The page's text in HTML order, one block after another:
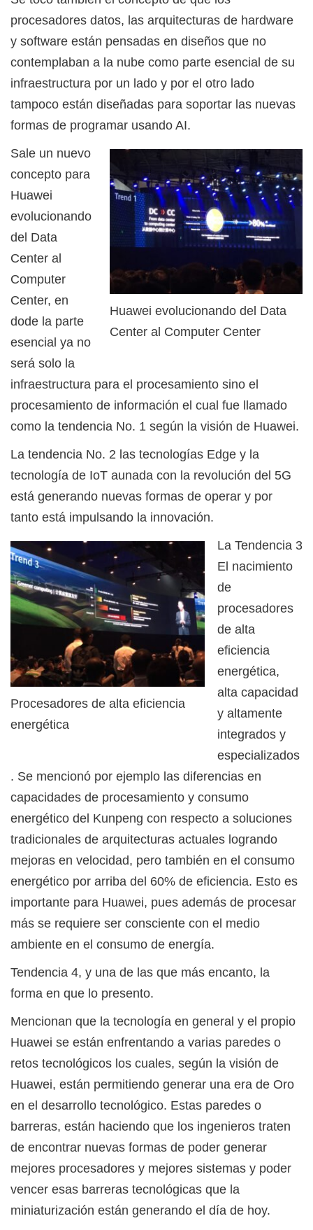
procesadores datos, las arquitecturas de hardware
y software están pensadas en diseños que no
contemplaban a la nube como parte esencial de su
infraestructura por un lado y por el otro lado
tampoco están diseñadas para soportar las nuevas
formas de programar usando AI.
Huawei evolucionando del Data
Center al Computer Center
Sale un nuevo
concepto para
Huawei
evolucionando
del Data
Center al
Computer
Center, en
dode la parte
esencial ya no
será solo la
infraestructura para el procesamiento sino el
procesamiento de información el cual fue llamado
como la tendencia No. 1 según la visión de Huawei.
La tendencia No. 2 las tecnologías Edge y la
tecnología de IoT aunada con la revolución del 5G
está generando nuevas formas de operar y por
tanto está impulsando la innovación.
Procesadores de alta eficiencia
energética
La Tendencia 3
El nacimiento
de
procesadores
de alta
eficiencia
energética,
alta capacidad
y altamente
integrados y
especializados
. Se mencionó por ejemplo las diferencias en
capacidades de procesamiento y consumo
energético del Kunpeng con respecto a soluciones
tradicionales de arquitecturas actuales logrando
mejoras en velocidad, pero también en el consumo
energético por arriba del 60% de eficiencia. Esto es
importante para Huawei, pues además de procesar
más se requiere ser consciente con el medio
ambiente en el consumo de energía.
Tendencia 4, y una de las que más encanto, la
forma en que lo presento.
Mencionan que la tecnología en general y el propio
Huawei se están enfrentando a varias paredes o
retos tecnológicos los cuales, según la visión de
Huawei, están permitiendo generar una era de Oro
en el desarrollo tecnológico. Estas paredes o
barreras, están haciendo que los ingenieros traten
de encontrar nuevas formas de poder generar
mejores procesadores y mejores sistemas y poder
vencer esas barreras tecnológicas que la
miniaturización están generando el día de hoy.